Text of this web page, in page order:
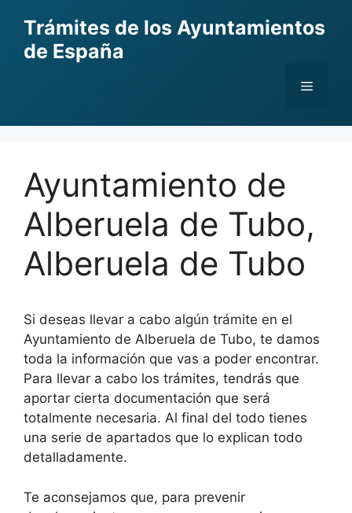
content
Trámites de los Ayuntamientos
de España
Menu
Ayuntamiento de
Alberuela de Tubo,
Alberuela de Tubo
Si deseas llevar a cabo algún trámite en el
Ayuntamiento de Alberuela de Tubo, te damos
toda la información que vas a poder encontrar.
Para llevar a cabo los trámites, tendrás que
aportar cierta documentación que será
totalmente necesaria. Al final del todo tienes
una serie de apartados que lo explican todo
detalladamente.
Te aconsejamos que, para prevenir